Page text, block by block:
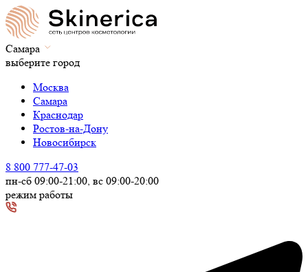
Самара
выберите город
Москва
Самара
Краснодар
Ростов-на-Дону
Новосибирск
8 800 777-47-03
пн-сб 09:00-21:00, вс 09:00-20:00
режим работы